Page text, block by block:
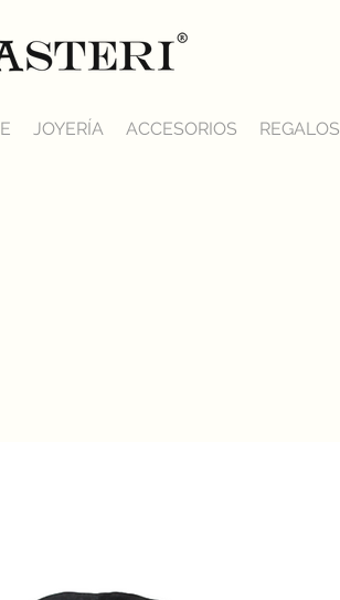
JOYERÍA ACCESORIOS REGALOS